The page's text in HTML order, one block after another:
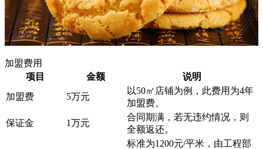
加盟费用
项目
金额
说明
加盟费
5万元
以50㎡店铺为例，此费用为4年
加盟费。
保证金
1万元
合同期满，若无违约情况，则
全额返还。
标准为1200元/平米，由工程部